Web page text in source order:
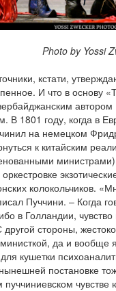
Yossi
кстати,
И что в основу
В 1801 году, когда в
на немецком
к китайским
колокольчиков.
Пуччини. – Когда
в Голландии,
стороны,
да и вообще
кушетки
постановке
пуччиниевском